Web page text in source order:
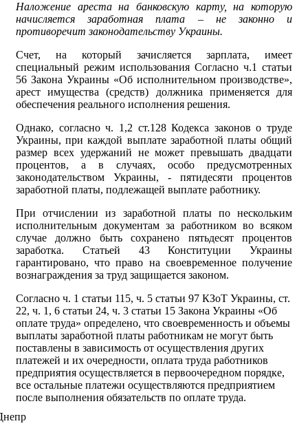
Наложение ареста на банковскую карту, на которую
начисляется заработная плата – не законно и
противоречит законодательству Украины.
Счет, на который зачисляется зарплата, имеет
специальный режим использования Согласно ч.1 статьи
56 Закона Украины «Об исполнительном производстве»,
арест имущества (средств) должника применяется для
обеспечения реального исполнения решения.
Однако, согласно ч. 1,2 ст.128 Кодекса законов о труде
Украины, при каждой выплате заработной платы общий
размер всех удержаний не может превышать двадцати
процентов, а в случаях, особо предусмотренных
законодательством Украины, - пятидесяти процентов
заработной платы, подлежащей выплате работнику.
При отчислении из заработной платы по нескольким
исполнительным документам за работником во всяком
случае должно быть сохранено пятьдесят процентов
заработка. Статьей 43 Конституции Украины
гарантировано, что право на своевременное получение
вознаграждения за труд защищается законом.
Согласно ч. 1 статьи 115, ч. 5 статьи 97 КЗоТ Украины, ст.
22, ч. 1, 6 статьи 24, ч. 3 статьи 15 Закона Украины «Об
оплате труда» определено, что своевременность и объемы
выплаты заработной платы работникам не могут быть
поставлены в зависимость от осуществления других
платежей и их очередности, оплата труда работников
предприятия осуществляется в первоочередном порядке,
все остальные платежи осуществляются предприятием
после выполнения обязательств по оплате труда.